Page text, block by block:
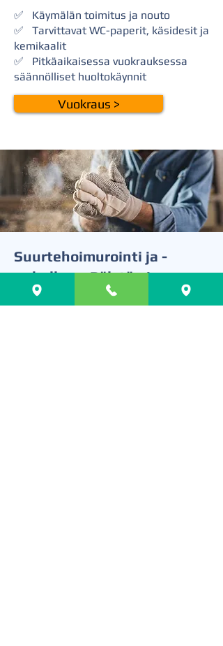
✅ Käymälän toimitus ja nouto
✅ Tarvittavat WC-paperit, käsidesit ja
kemikaalit
✅ Pitkäaikaisessa vuokrauksessa
säännölliset huoltokäynnit
Vuokraus >
Suurtehoimurointi ja -
puhallus – Pölytön ja
tehokas siivousratkaisu